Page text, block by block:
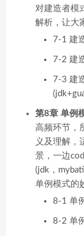
对建造者模
解析，让大
7-1 建
7-2 建
7-3 建
第8章 单例
高频环节，
义及理解，
景，一边
(jdk，
单例模式的
8-1 单
8-2 单